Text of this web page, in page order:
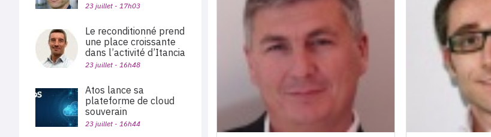
23 juillet - 17h03
Le reconditionné prend
une place croissante
dans l’activité d’Itancia
23 juillet - 16h48
Atos lance sa
plateforme de cloud
souverain
23 juillet - 16h44